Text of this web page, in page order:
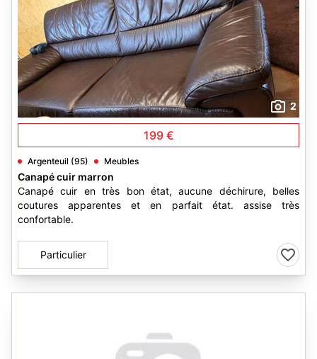
2
199 €
Argenteuil (95) Meubles
Canapé cuir marron
Canapé cuir en très bon état, aucune déchirure, belles
coutures apparentes et en parfait état. assise très
confortable.
Particulier